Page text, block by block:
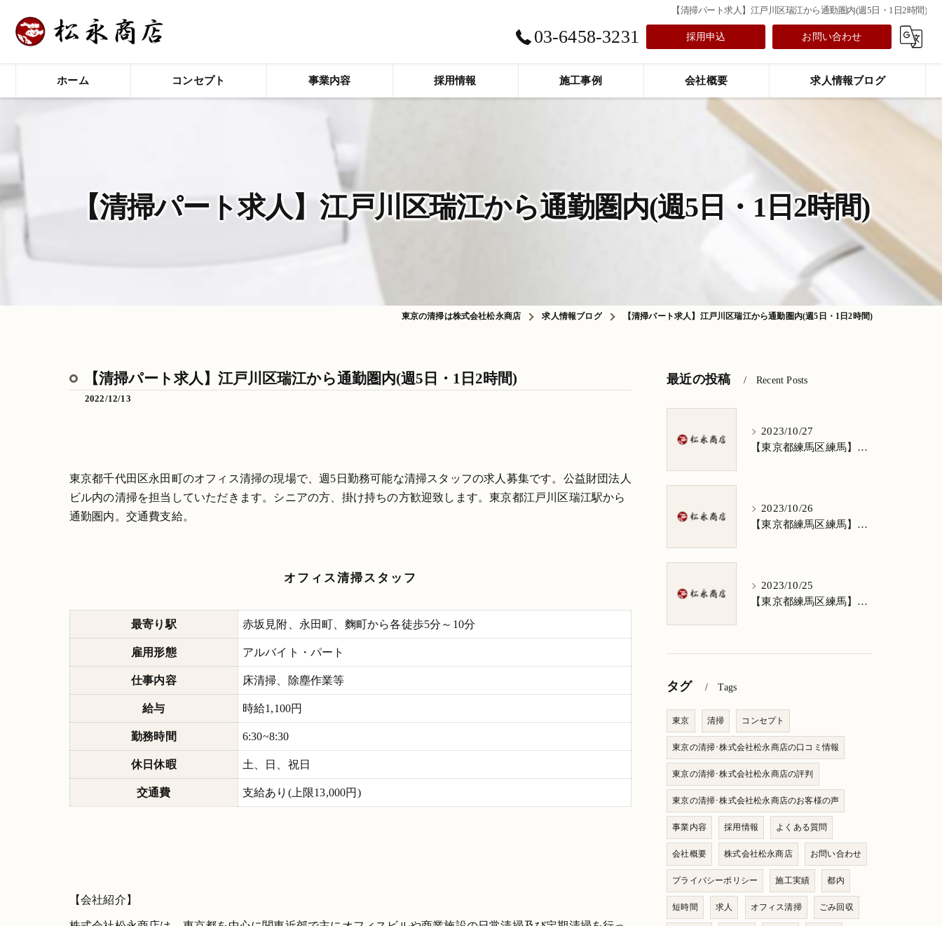
【清掃パート求人】江戸川区瑞江から通勤圏内(週5日・1日2時間)
03-6458-3231 採用申込 お問い合わせ
ホーム コンセプト 事業内容 採用情報 施工事例 会社概要 求人情報ブログ
【清掃パート求人】江戸川区瑞江から通勤圏内(週5日・1日2時間)
東京の清掃は株式会社松永商店 求人情報ブログ 【清掃パート求人】江戸川区瑞江から通勤圏内(週5日・1日2時間)
【清掃パート求人】江戸川区瑞江から通勤圏内(週5日・1日2時間)
2022/12/13
東京都千代田区永田町のオフィス清掃の現場で、週5日勤務可能な清掃スタッフの求人募集です。公益財団法人
ビル内の清掃を担当していただきます。シニアの方、掛け持ちの方歓迎致します。東京都江戸川区瑞江駅から
通勤圏内。交通費支給。
オフィス清掃スタッフ
最寄り駅 赤坂見附、永田町、麴町から各徒歩5分～10分
雇用形態 アルバイト・パート
仕事内容 床清掃、除塵作業等
給与 時給1,100円
勤務時間 6:30~8:30
休日休暇 土、日、祝日
交通費 支給あり(上限13,000円)
【会社紹介】
最近の投稿 Recent Posts
2023/10/27
【東京都練馬区練馬】清掃求人★1日3h/週5日/祝日お休み★谷原在住の方歓迎
2023/10/26
【東京都練馬区練馬】清掃求人★1日3h/週5日/祝日お休み★南田中在住の方歓迎
2023/10/25
【東京都練馬区練馬】清掃求人★1日3h/週5日/祝日お休み★南大泉在住の方歓迎
タグ Tags
東京 清掃 コンセプト
東京の清掃･株式会社松永商店の口コミ情報
東京の清掃･株式会社松永商店の評判
東京の清掃･株式会社松永商店のお客様の声
事業内容 採用情報 よくある質問
会社概要 株式会社松永商店 お問い合わせ
プライバシーポリシー 施工実績 都内
短時間 求人 オフィス清掃 ごみ回収